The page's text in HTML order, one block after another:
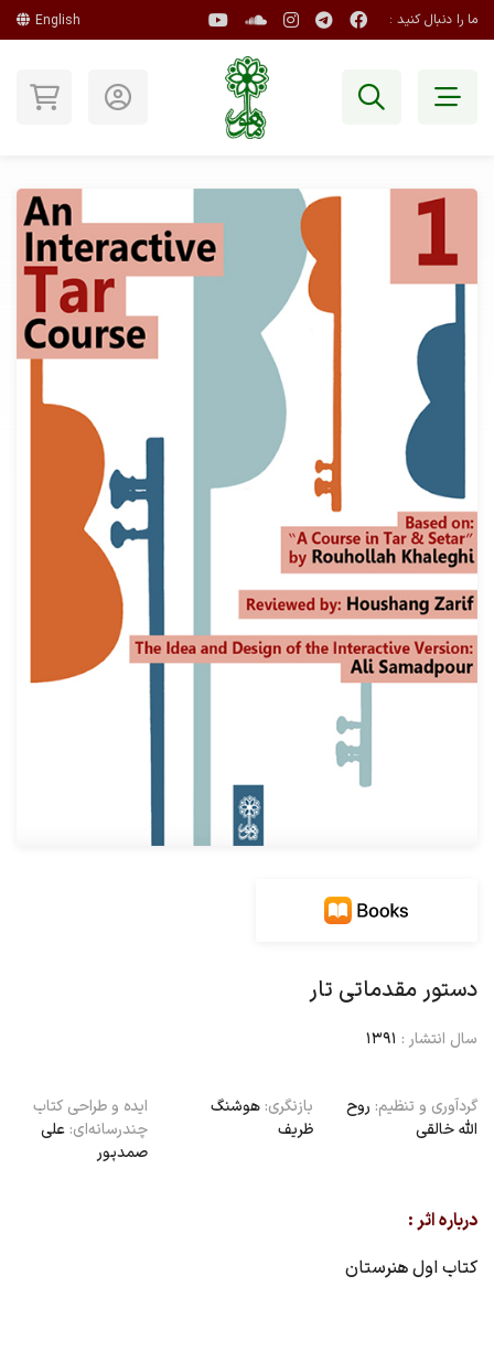
ما را دنبال کنید : English
دستور مقدماتی تار
سال انتشار : 1391
گردآوری و تنظیم: روح
الله خالقی
بازنگری:هوشنگ
ظریف
ایده‌ و طراحی کتاب
چندرسانه‌ای: علی
صمدپور
درباره اثر :
کتاب اول هنرستان